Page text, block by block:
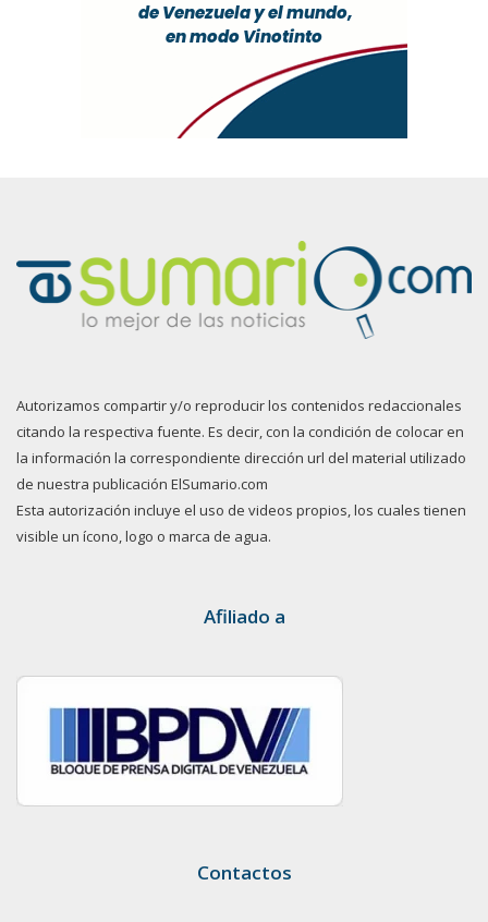
Autorizamos compartir y/o reproducir los contenidos redaccionales
citando la respectiva fuente. Es decir, con la condición de colocar en
la información la correspondiente dirección url del material utilizado
de nuestra publicación ElSumario.com
Esta autorización incluye el uso de videos propios, los cuales tienen
visible un ícono, logo o marca de agua.
Afiliado a
Contactos